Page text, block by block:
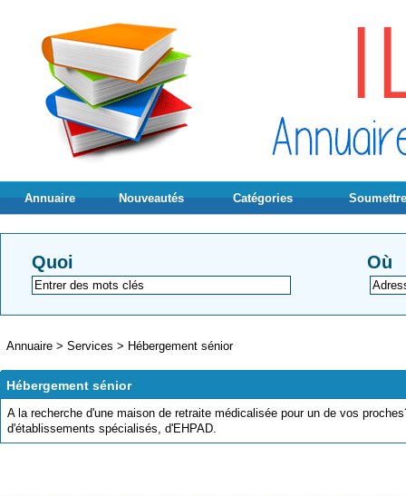
Annuaire Nouveautés Catégories
Quoi Où
Annuaire > Services > Hébergement sénior
Hébergement sénior
A la recherche d'une maison de retraite médicalisée pour un de vos
d'établissements spécialisés, d'EHPAD.